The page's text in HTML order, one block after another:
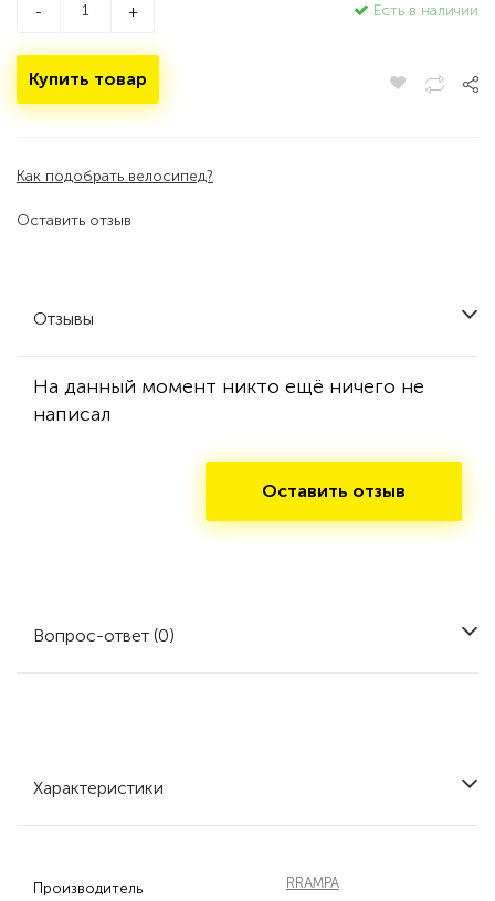
Оставить отзыв
- + Есть в наличии
Купить товар
Как подобрать велосипед?
Отзывы
На данный момент никто ещё ничего не
написал
Оставить отзыв
Вопрос-ответ (0)
Характеристики
Производитель
RRAMPA